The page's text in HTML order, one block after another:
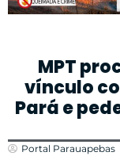
MPT
vínculo
Pará e
Portal Parauapebas